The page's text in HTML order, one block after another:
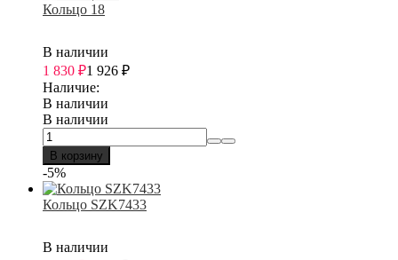
Кольцо 18
В наличии
1 830 ₽1 926 ₽
Наличие:
В наличии
В наличии
В корзину
-5%
Кольцо SZK7433
В наличии